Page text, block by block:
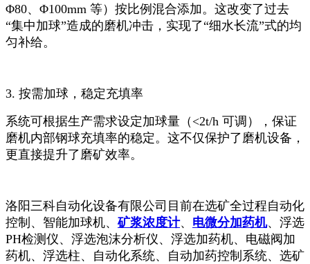
Φ80、Φ100mm 等）按比例混合添加。这改变了过去
“集中加球”造成的磨机冲击，实现了“细水长流”式的均
匀补给。
3. 按需加球，稳定充填率
系统可根据生产需求设定加球量（<2t/h 可调），保证
磨机内部钢球充填率的稳定。这不仅保护了磨机设备，
更直接提升了磨矿效率。
洛阳三科自动化设备有限公司目前在选矿全过程自动化
控制、智能加球机、矿浆浓度计、 电微分加药机、浮选
PH检测仪、浮选泡沫分析仪、浮选加药机、电磁阀加
药机、浮选柱、自动化系统、自动加药控制系统、选矿